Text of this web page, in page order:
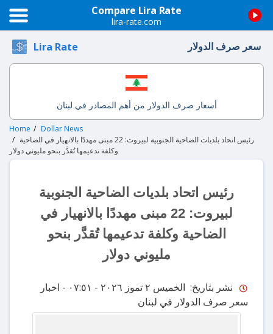
Compare Lira Rate
lira-rate.com
Lira Rate سعر صرف الدولار
أسعار صرف الدولار من أهم المصادر في لبنان
Home
Dollar News
رئيس اتحاد بلديات الضاحية الجنوبية لبيروت: 22 مبنى مهددًا بالانهيار في الضاحية
وكلفة تدعيمها تُقدَّر بنحو مليوني دولار
رئيس اتحاد بلديات الضاحية الجنوبية
لبيروت: 22 مبنى مهددًا بالانهيار في
الضاحية وكلفة تدعيمها تُقدَّر بنحو
مليوني دولار
نشر بتاريخ: الخميس ٢ تموز ٢٠٢٦ - ٠٧:٥١
- اخبار
سعر صرف الدولار في لبنان